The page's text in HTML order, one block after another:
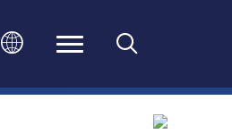
Ändra språk